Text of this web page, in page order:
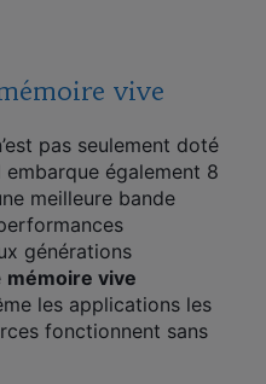
vive
pas seulement doté
embarque également 8
meilleure bande
générations
mémoire vive
les applications les
fonctionnent sans